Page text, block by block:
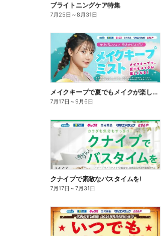
ブライトニングケア特集
7月25日 ～8月31日
メイクキープで夏でもメイクが楽しくなる!
7月17日 ～9月6日
クナイプで素敵なバスタイムを!
7月17日 ～7月31日